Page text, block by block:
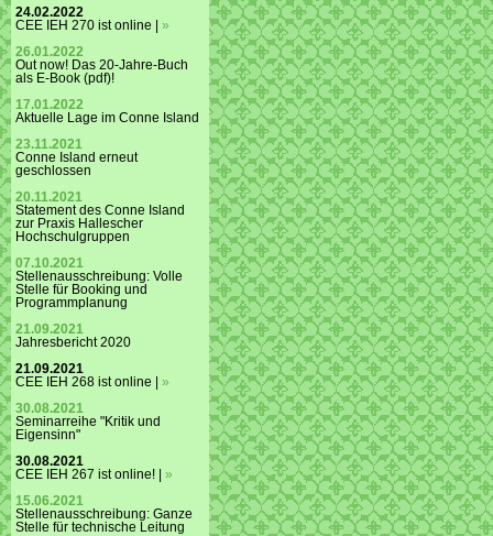
24.02.2022
CEE IEH 270 ist online | »
26.01.2022
Out now! Das 20-Jahre-Buch
als E-Book (pdf)!
17.01.2022
Aktuelle Lage im Conne Island
23.11.2021
Conne Island erneut
geschlossen
20.11.2021
Statement des Conne Island
zur Praxis Hallescher
Hochschulgruppen
07.10.2021
Stellenausschreibung: Volle
Stelle für Booking und
Programmplanung
21.09.2021
Jahresbericht 2020
21.09.2021
CEE IEH 268 ist online | »
30.08.2021
Seminarreihe "Kritik und
Eigensinn"
30.08.2021
CEE IEH 267 ist online! | »
15.06.2021
Stellenausschreibung: Ganze
Stelle für technische Leitung